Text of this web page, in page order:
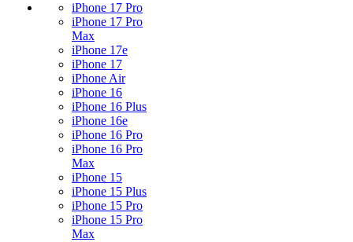
iPhone 17 Pro
iPhone 17 Pro
Max
iPhone 17e
iPhone 17
iPhone Air
iPhone 16
iPhone 16 Plus
iPhone 16e
iPhone 16 Pro
iPhone 16 Pro
Max
iPhone 15
iPhone 15 Plus
iPhone 15 Pro
iPhone 15 Pro
Max